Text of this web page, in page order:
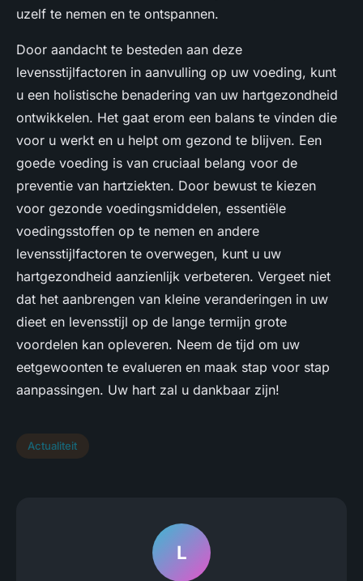
uzelf te nemen en te ontspannen.
Door aandacht te besteden aan deze
levensstijlfactoren in aanvulling op uw voeding, kunt
u een holistische benadering van uw hartgezondheid
ontwikkelen. Het gaat erom een balans te vinden die
voor u werkt en u helpt om gezond te blijven. Een
goede voeding is van cruciaal belang voor de
preventie van hartziekten. Door bewust te kiezen
voor gezonde voedingsmiddelen, essentiële
voedingsstoffen op te nemen en andere
levensstijlfactoren te overwegen, kunt u uw
hartgezondheid aanzienlijk verbeteren. Vergeet niet
dat het aanbrengen van kleine veranderingen in uw
dieet en levensstijl op de lange termijn grote
voordelen kan opleveren. Neem de tijd om uw
eetgewoonten te evalueren en maak stap voor stap
aanpassingen. Uw hart zal u dankbaar zijn!
Actualiteit
L